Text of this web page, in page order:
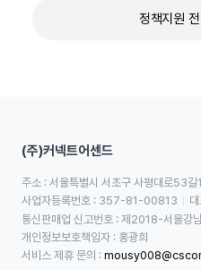
정책지원 전
(주)커넥트어센드
주소 : 서울특별시 서초구 사평대로53
사업자등록번호 : 357-81-00813
통신판매업 신고번호 : 제2018-서울
개인정보보호책임자 : 홍광희
서비스 제휴 문의 :